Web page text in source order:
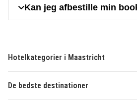
Kan jeg afbestille min
Hotelkategorier i Maastricht
De bedste destinationer